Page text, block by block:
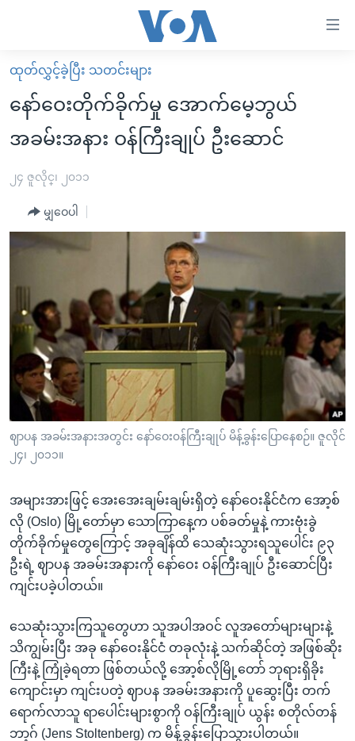
လွယ်ကူ
စေ
များ
အကြောင်းအရာ
ညွန်း
စာမျက်နှာ
သို့
ကျော်
ကြည့်
ရှာဖွေ
နေရာ
သို့
ကျော်
မူလစာမျက်နှာ
မြန်မာ
ကမ္ဘာ့သတင်းများ
နိုင်ငံတကာ
အစ္စရေး-ပါလက်စတိုင်း
ဗွီဒီယို
ရပ်ဝန်းတခု လမ်းတခု အလွန်
အင်္ဂလိပ်စာလေ့လာမယ်
မကြေးမုံရဲ့ အင်္ဂလိပ်စာ
ရုပ်ရှင်ထဲက အင်္ဂလိပ်စာ
သုတပဒေသာ အင်္ဂလိပ်စာ
ရေဒီယို
တီဗွီ
ရေဒီယိုနှင့်ရုပ်သံ အချက်အလက်များ
ရေဒီယို/တီဗွီအစီအစဉ်
Learning English
ဗွီအိုအေ လူမှုကွန်ယက်များ
ဘာသာစကားများ
ထုတ်လွှင့်ခဲ့ပြီး သတင်းများ
နော်ဝေးတိုက်ခိုက်မှု အောက်မေ့ဘွယ်
အခမ်းအနား ဝန်ကြီးချုပ် ဦးဆောင်
၂၄ ဇူလိုင္၊ ၂၀၁၁
မျှဝေပါ
ဈာပန အခမ်းအနားအတွင်း နော်ဝေး၀န်ကြီးချုပ် မိန့်ခွန်းပြောနေစဉ်။ ဇူလိုင်
၂၄၊ ၂၀၁၁။
အများအားဖြင့် အေးအေးချမ်းချမ်းရှိတဲ့ နော်ဝေးနိုင်ငံက အော့စ်
လို (Oslo) မြို့တော်မှာ သောကြာနေ့က ပစ်ခတ်မှုနဲ့ ကားဗုံးခွဲ
တိုက်ခိုက်မှုတွေကြောင့် အခုချိန်ထိ သေဆုံးသွားရသူပေါင်း ၉၃
ဦးရဲ့ ဈာပန အခမ်းအနားကို နော်ဝေး ဝန်ကြီးချုပ် ဦးဆောင်ပြီး
ကျင်းပခဲ့ပါတယ်။
သေဆုံးသွားကြသူတွေဟာ သူအပါအဝင် လူအတော်များများနဲ့
သိကျွမ်းပြီး အခု နော်ဝေးနိုင်ငံ တခုလုံးနဲ့ သက်ဆိုင်တဲ့ အဖြစ်ဆိုး
ကြီးနဲ့ ကြုံခဲ့ရတာ ဖြစ်တယ်လို့ အော့စ်လိုမြို့တော် ဘုရားရှိခိုး
ကျောင်းမှာ ကျင်းပတဲ့ ဈာပန အခမ်းအနားကို ပူဆွေးပြီး တက်
ရောက်လာသူ ရာပေါင်းများစွာကို ဝန်ကြီးချုပ် ယွန်း စတိုလ်တန်
ဘာ့ဂ် (Jens Stoltenberg) က မိန့်ခွန်းပြောသွားပါတယ်။